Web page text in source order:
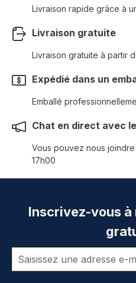
Livraison rapide grâce à
Livraison gratuite
Livraison gratuite à partir
Expédié dans un
Emballé
Chat en direct avec
Vous pouvez nous
17h00
Inscrivez-vous